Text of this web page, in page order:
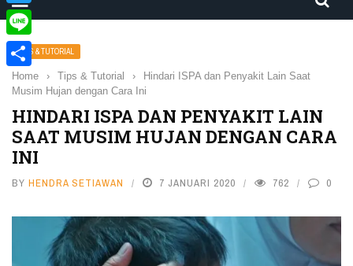
TIPS & TUTORIAL
Home › Tips & Tutorial ›
Hindari ISPA dan Penyakit Lain Saat
Musim Hujan dengan Cara Ini
HINDARI ISPA DAN PENYAKIT LAIN
SAAT MUSIM HUJAN DENGAN CARA
INI
BY HENDRA SETIAWAN 7 JANUARI 2020 762 0
Twitter
Line
Share